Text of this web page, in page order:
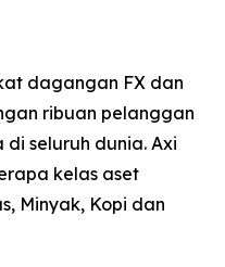
dagangan FX dan
ribuan pelanggan
seluruh dunia. Axi
kelas aset
Minyak, Kopi dan